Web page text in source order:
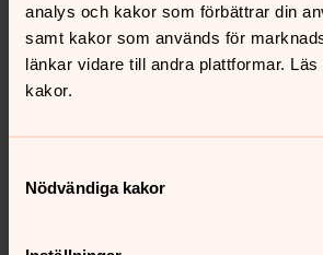
analys och kakor som förbättrar din
samt kakor som används för
länkar vidare till andra plattformar.
kakor.
Nödvändiga kakor
Uppgifter om beställaren
Vid frågor om min beställning vill jag
Telefon